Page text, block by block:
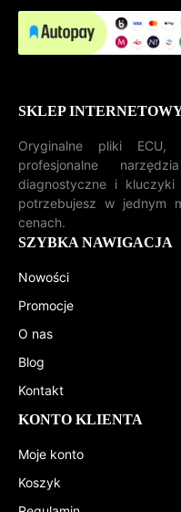
SKLEP
Oryginalne pliki ECU,
profesjonalne
diagnostyczne i kluczyki
potrzebujesz w jednym
cenach.
SZYBKA NAWIGACJA
Nowości
Promocje
O nas
Blog
Kontakt
KONTO KLIENTA
Moje konto
Koszyk